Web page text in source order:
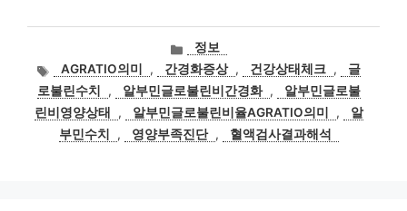
카
테
고
리
정보
태
그
AGRATIO의미 , 간경화증상 , 건강상태체크 ,
글
로불린수치
, 알부민글로불린비간경화 ,
알부민글로불
린비영양상태
, 알부민글로불린비율AGRATIO의미 ,
알
부민수치
, 영양부족진단 , 혈액검사결과해석